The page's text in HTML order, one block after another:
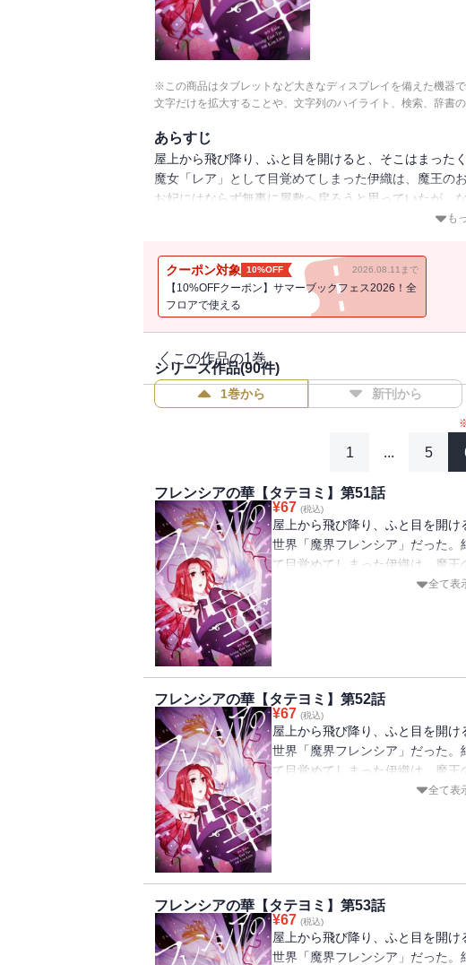
※この商品はタブレットなど大きなディスプレイを備えた機器で
文字だけを拡大することや、文字列のハイライト、検索、辞書
あらすじ
屋上から飛び降り、ふと目を開けると、そこはまった
魔女「レア」として目覚めてしまった伊織は、魔王の
お妃にはならず無事に屋敷へ戻ろうと思っていたが、
魔女としての波乱万丈な人生は、こうして始まった！も
クーポン対象 10%OFF 2026.08.11まで
【10%OFFクーポン】サマーブックフェス2026！全
フロアで使える
この作品の1巻
シリーズ作品(90件)
1巻から 新刊から
1 ... 5
フレンシアの華【タテヨミ】第51話
¥67 (税込)
屋上から飛び降り、ふと目を開
世界「魔界フレンシア」だった
て目覚めてしまった伊織は、魔
め、すぐに王宮へ行くことに。
全て表
フレンシアの華【タテヨミ】第52話
¥67 (税込)
屋上から飛び降り、ふと目を開
世界「魔界フレンシア」だった
て目覚めてしまった伊織は、魔
め、すぐに王宮へ行くことに。
全て表
フレンシアの華【タテヨミ】第53話
¥67 (税込)
屋上から飛び降り、ふと目を開
世界「魔界フレンシア」だった